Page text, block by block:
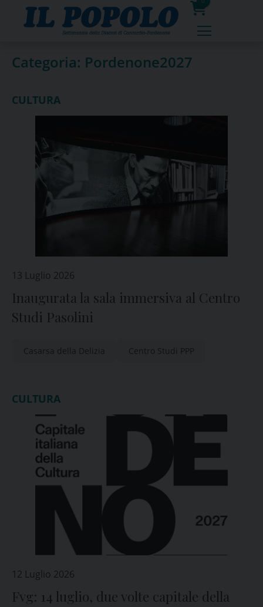
0
prodotti
Categoria: Pordenone2027
CULTURA
13 Luglio 2026
Inaugurata la sala immersiva al Centro
Studi Pasolini
Casarsa della Delizia Centro Studi PPP
CULTURA
12 Luglio 2026
Fvg: 14 luglio, due volte capitale della